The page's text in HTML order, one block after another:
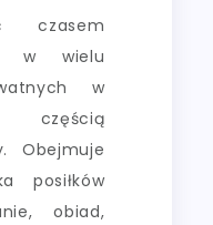
czasem
w wielu
w
częścią
Obejmuje
posiłków
obiad,